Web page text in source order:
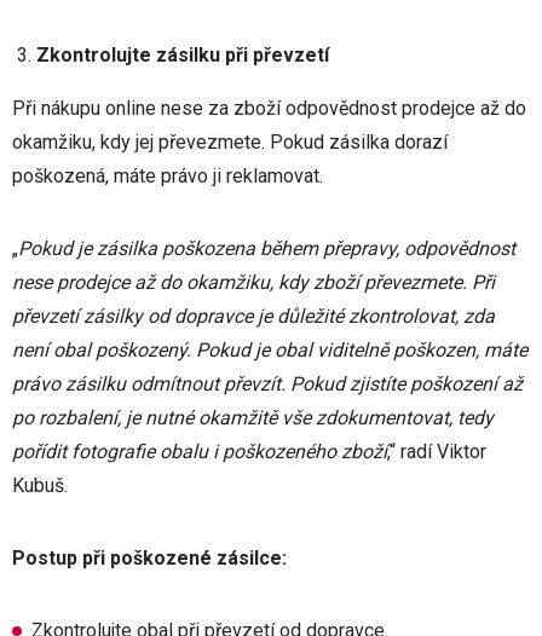
Zkontrolujte zásilku při převzetí
Při nákupu online nese za zboží odpovědnost prodejce až do
okamžiku, kdy jej převezmete. Pokud zásilka dorazí
poškozená, máte právo ji reklamovat.
„Pokud je zásilka poškozena během přepravy, odpovědnost
nese prodejce až do okamžiku, kdy zboží převezmete. Při
převzetí zásilky od dopravce je důležité zkontrolovat, zda
není obal poškozený. Pokud je obal viditelně poškozen, máte
právo zásilku odmítnout převzít. Pokud zjistíte poškození až
po rozbalení, je nutné okamžitě vše zdokumentovat, tedy
pořídit fotografie obalu i poškozeného zboží,“ radí Viktor
Kubuš.
Postup při poškozené zásilce:
Zkontrolujte obal při převzetí od dopravce.